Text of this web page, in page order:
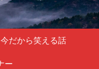
今だから笑える話
ー